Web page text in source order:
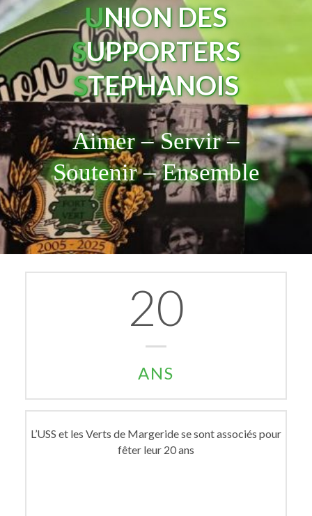
UNION DES
SUPPORTERS
STEPHANOIS
Aimer – Servir –
Soutenir – Ensemble
20
ANS
L’USS et les Verts de Margeride se sont associés pour
fêter leur 20 ans